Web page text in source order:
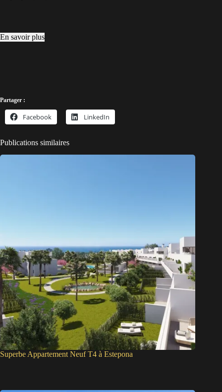
En savoir plus
Partager :
Facebook LinkedIn
Publications similaires
Superbe Appartement Neuf T4 à Estepona